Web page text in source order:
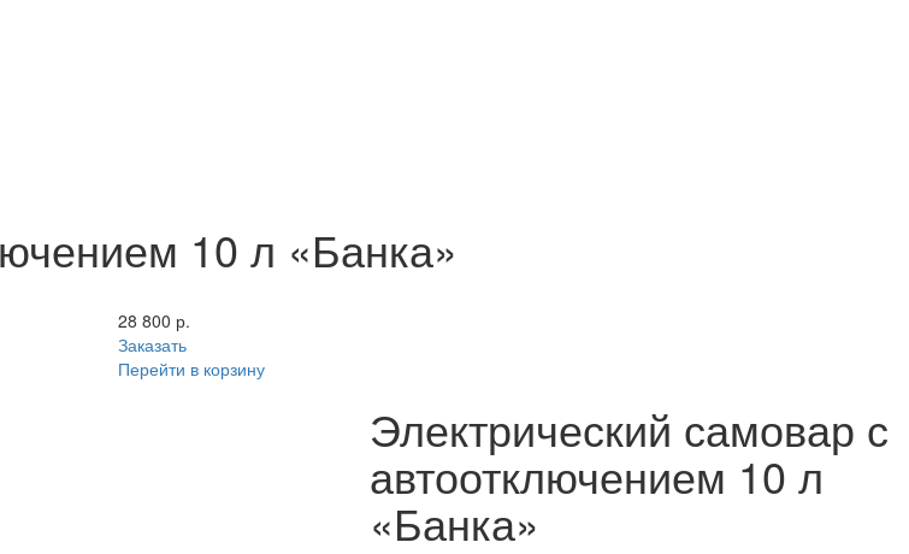
10 л «Банка»
28 800 р.
Заказать
Перейти в корзину
Электрический самовар с
автоотключением 10 л
«Банка»